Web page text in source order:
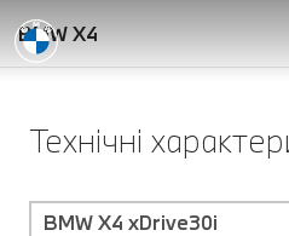
BMW X4
Технічні
BMW X4 xDrive30i